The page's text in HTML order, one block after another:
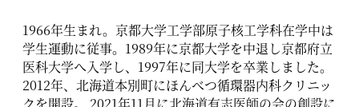
1966年生まれ。京都大学工学部原子核工学科在学中は
学生運動に従事。1989年に京都大学を中退し京都府立
医科大学へ入学し、1997年に同大学を卒業しました。
2012年、北海道本別町にほんべつ循環器内科クリニッ
クを開設。 2021年11月に北海道有志医師の会の創設に